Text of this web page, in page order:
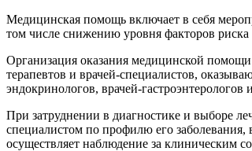
Медицинская помощь включает в себя
том числе снижению уровня факторов
Организация оказания медицинской
терапевтов и врачей-специалистов,
эндокринологов, врачей-гастроэнтерологов
При затруднении в диагностике и выборе
специалистом по профилю его заболевания,
осуществляет наблюдение за клиническим